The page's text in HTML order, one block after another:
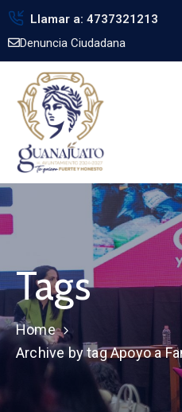
Llamar a: 4737321213
Denuncia Ciudadana
Inicio
Gobierno
Trámites
Noticias
Transparencia
Pública
Biblioteca
Tags
Home
Archive by tag Apoyo a